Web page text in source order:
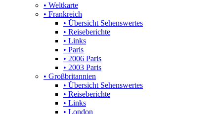
• Weltkarte
• Frankreich
• Übersicht Sehenswertes
• Reiseberichte
• Links
• Paris
• 2006 Paris
• 2003 Paris
• Großbritannien
• Übersicht Sehenswertes
• Reiseberichte
• Links
• London